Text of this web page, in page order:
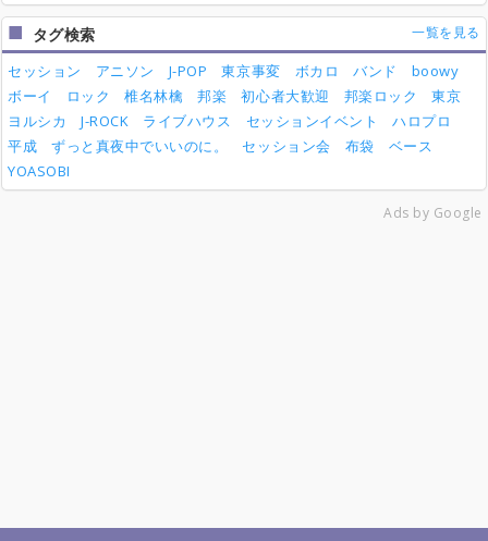
タグ検索 一覧を見る
セッション アニソン J-POP 東京事変 ボカロ バンド
boowy
ボーイ
ロック 椎名林檎 邦楽 初心者大歓迎 邦楽ロック
東京
ヨルシカ
J-ROCK ライブハウス セッションイベント
ハロプロ
平成
ずっと真夜中でいいのに。 セッション会 布袋
ベース
YOASOBI
Ads by Google